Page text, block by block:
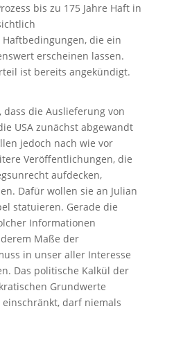
bis zu 175 Jahre Haft in
die ein
erscheinen lassen.
ist bereits angekündigt.
die Auslieferung von
USA zunächst abgewandt
jedoch nach wie vor
Veröffentlichungen, die
aufdecken,
Dafür wollen sie an Julian
statuieren. Gerade die
Informationen
Maße der
in unser aller Interesse
Das politische Kalkül der
Grundwerte
darf niemals